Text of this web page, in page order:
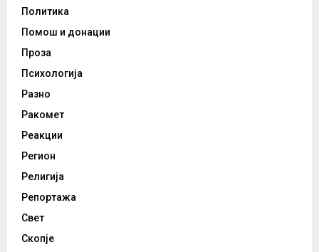
Политика
Помош и донации
Проза
Психологија
Разно
Ракомет
Реакции
Регион
Религија
Репортажа
Свет
Скопје